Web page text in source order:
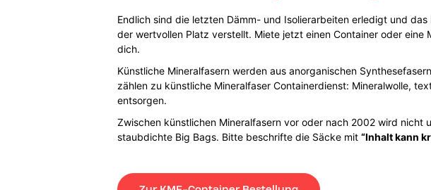
Endlich sind die letzten Dämm- und Isolierarbeiten erledigt und
der wertvollen Platz verstellt. Miete jetzt einen Container oder
dich.
Künstliche Mineralfasern werden aus anorganischen
zählen zu künstliche Mineralfaser Containerdienst: Mineralwolle,
entsorgen.
Zwischen künstlichen Mineralfasern vor oder nach 2002 wird nicht
staubdichte Big Bags. Bitte beschrifte die Säcke mit “Inhalt kann